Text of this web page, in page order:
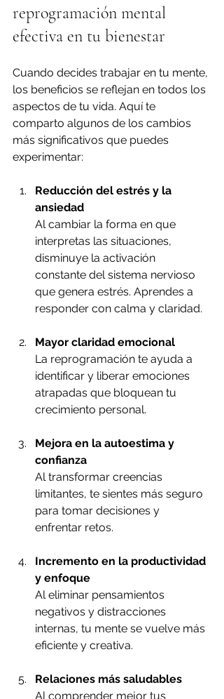
reprogramación mental
efectiva en tu bienestar
Cuando decides trabajar en tu mente,
los beneficios se reflejan en todos los
aspectos de tu vida. Aquí te
comparto algunos de los cambios
más significativos que puedes
experimentar:
Reducción del estrés y la
ansiedad
Al cambiar la forma en que
interpretas las situaciones,
disminuye la activación
constante del sistema nervioso
que genera estrés. Aprendes a
responder con calma y claridad.
Mayor claridad emocional
La reprogramación te ayuda a
identificar y liberar emociones
atrapadas que bloquean tu
crecimiento personal.
Mejora en la autoestima y
confianza
Al transformar creencias
limitantes, te sientes más seguro
para tomar decisiones y
enfrentar retos.
Incremento en la productividad
y enfoque
Al eliminar pensamientos
negativos y distracciones
internas, tu mente se vuelve más
eficiente y creativa.
Relaciones más saludables
Al comprender mejor tus